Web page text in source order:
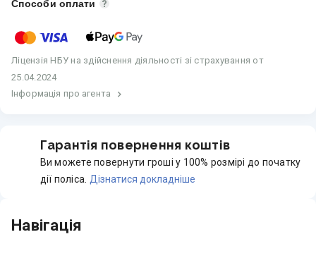
Способи оплати
Ліцензія НБУ на здійснення діяльності зі страхування от
25.04.2024
Інформація про агента
Гарантія повернення коштів
Ви можете повернути гроші у 100% розмірі до початку
дії поліса. Дізнатися докладніше
Навігація